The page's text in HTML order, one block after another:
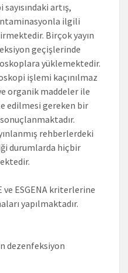
artış,
ilgili
Birçok yayın
geçişlerinde
yüklemektedir.
işlemi kaçınılmaz
organik maddeler ile
edilmesi gereken bir
rehberlerdeki
durumlarda hiçbir
ESGENA kriterlerine
yapılmaktadır.
dezenfeksiyon